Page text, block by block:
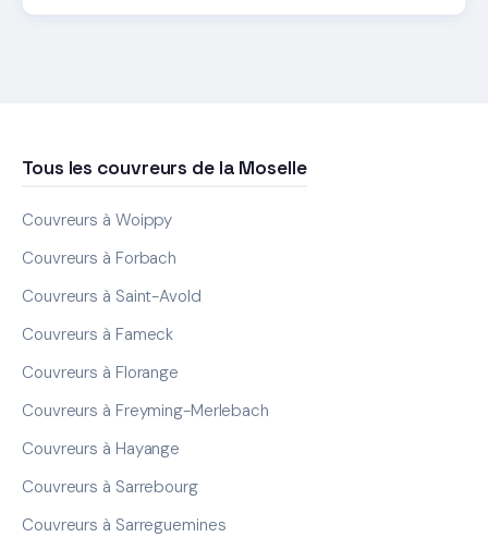
Tous les couvreurs de la Moselle
Couvreurs à Woippy
Couvreurs à Forbach
Couvreurs à Saint-Avold
Couvreurs à Fameck
Couvreurs à Florange
Couvreurs à Freyming-Merlebach
Couvreurs à Hayange
Couvreurs à Sarrebourg
Couvreurs à Sarreguemines